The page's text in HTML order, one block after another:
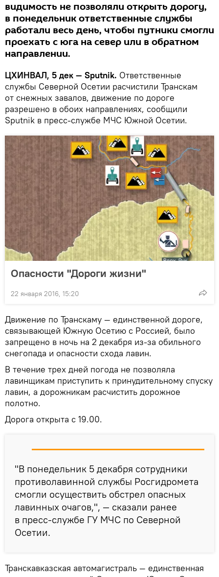
видимость не позволяли открыть дорогу,
в понедельник ответственные службы
работали весь день, чтобы путники смогли
проехать с юга на север или в обратном
направлении.
ЦХИНВАЛ, 5 дек — Sputnik. Ответственные
службы Северной Осетии расчистили Транскам
от снежных завалов, движение по дороге
разрешено в обоих направлениях, сообщили
Sputnik в пресс-службе МЧС Южной Осетии.
Опасности "Дороги жизни"
22 января 2016, 15:20
Движение по Транскаму — единственной дороге,
связывающей Южную Осетию с Россией, было
запрещено в ночь на 2 декабря из-за обильного
снегопада и опасности схода лавин.
В течение трех дней погода не позволяла
лавинщикам приступить к принудительному спуску
лавин, а дорожникам расчистить дорожное
полотно.
Дорога открыта с 19.00.
"В понедельник 5 декабря сотрудники
противолавинной службы Росгидромета
смогли осуществить обстрел опасных
лавинных очагов,", — сказали ранее
в пресс-службе ГУ МЧС по Северной
Осетии.
Транскавказская автомагистраль — единственная